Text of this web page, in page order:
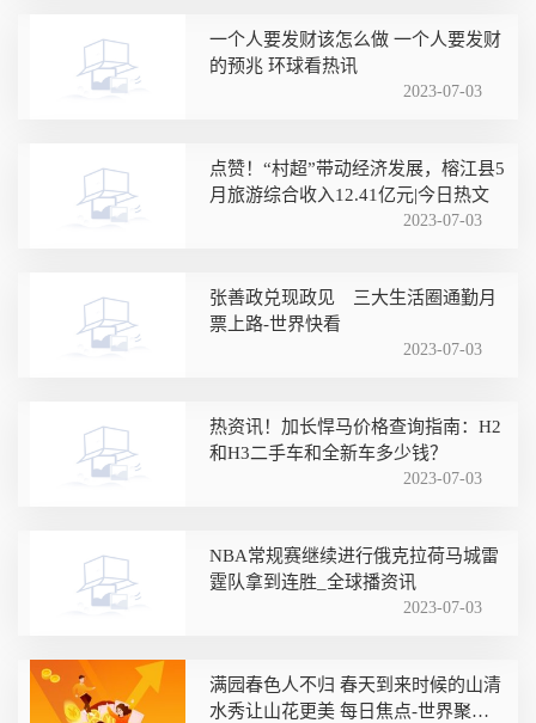
一个人要发财该怎么做 一个人要发财
的预兆 环球看热讯
2023-07-03
点赞！“村超”带动经济发展，榕江县5
月旅游综合收入12.41亿元|今日热文
2023-07-03
张善政兑现政见 三大生活圈通勤月
票上路-世界快看
2023-07-03
热资讯！加长悍马价格查询指南：H2
和H3二手车和全新车多少钱？
2023-07-03
NBA常规赛继续进行俄克拉荷马城雷
霆队拿到连胜_全球播资讯
2023-07-03
满园春色人不归 春天到来时候的山清
水秀让山花更美 每日焦点-世界聚看